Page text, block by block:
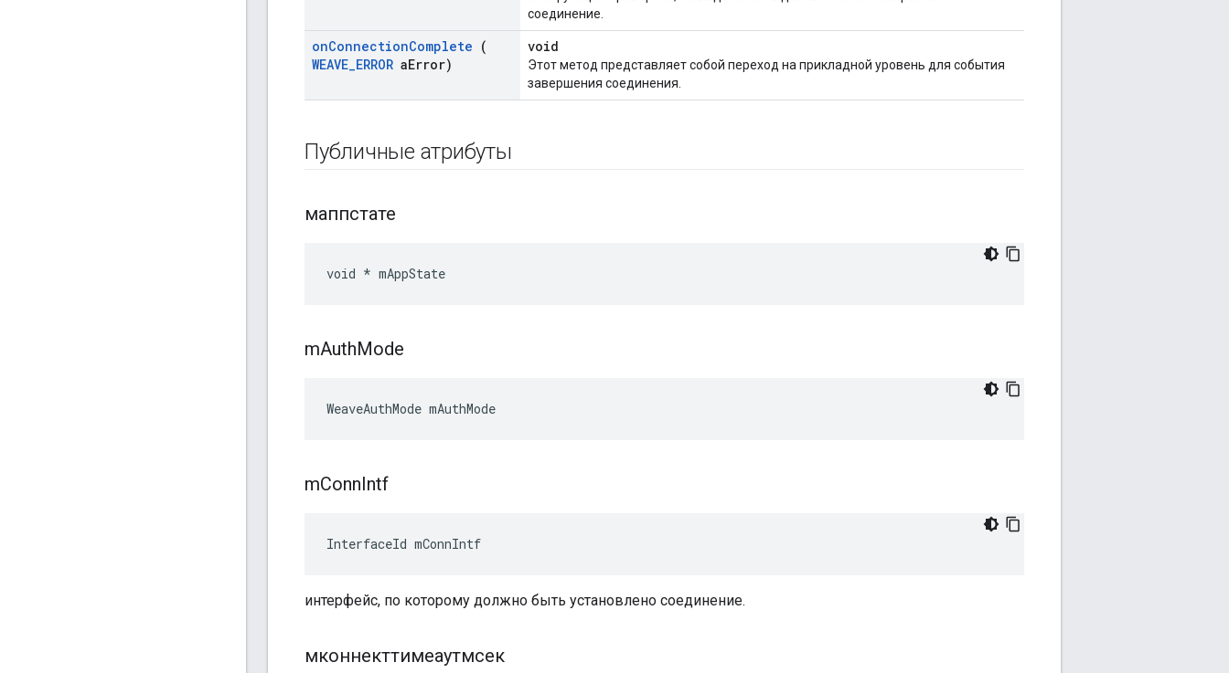
соединение.
onConnectionComplete (
WEAVE_ERROR aError)
void
Этот метод представляет собой переход на прикладной уровень для события
завершения соединения.
Публичные атрибуты
маппстате
void * mAppState
mAuthMode
WeaveAuthMode mAuthMode
mConnIntf
InterfaceId mConnIntf
интерфейс, по которому должно быть установлено соединение.
мконнекттимеаутмсек